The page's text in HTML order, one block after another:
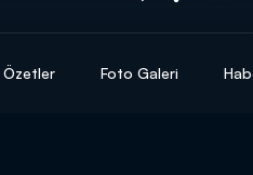
Özetler Foto Galeri